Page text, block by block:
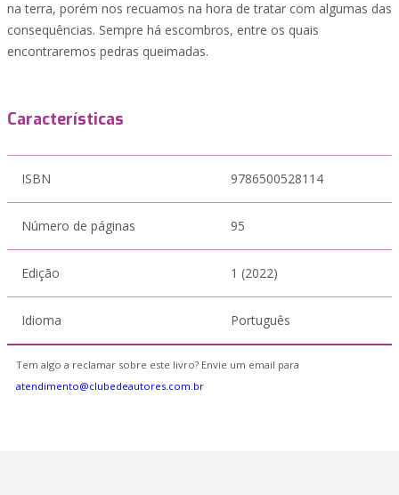
na terra, porém nos recuamos na hora de tratar com algumas das
consequências. Sempre há escombros, entre os quais
encontraremos pedras queimadas.
Características
ISBN 9786500528114
Número de páginas 95
Edição 1 (2022)
Idioma Português
Tem algo a reclamar sobre este livro? Envie um email para
atendimento@clubedeautores.com.br